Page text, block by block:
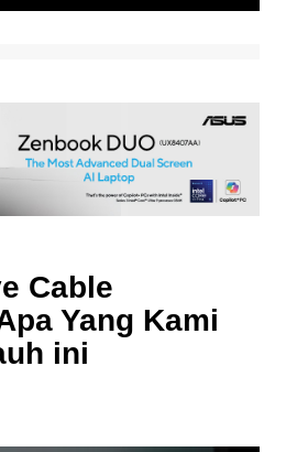
Cable
Yang Kami
ini